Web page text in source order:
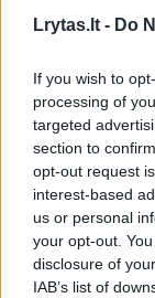
Lrytas.lt - Do
If you wish to
processing of
targeted
section to
opt-out request
interest-based
us or personal
your opt-out.
disclosure of
IAB’s list of
Vaizdai iš
vaiko gyvybių